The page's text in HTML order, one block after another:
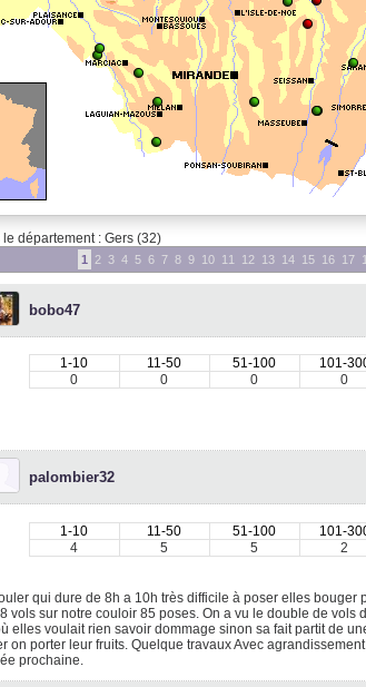
département : Gers (32)
1 2 3 4 5 6 7 8 9 10 11 12 13 14 15 16 17
bobo47
1-10 11-50 51-100 101-
0
0 0 0
palombier32
1-10 11-50 51-100 101-
4
5 5 2
qui dure de 8h a 10h très difficile à poser elles bouger
vols sur notre couloir 85 poses. On a vu le double de vols
elles voulait rien savoir dommage sinon sa fait partit de
on porter leur fruits. Quelque travaux Avec
prochaine.